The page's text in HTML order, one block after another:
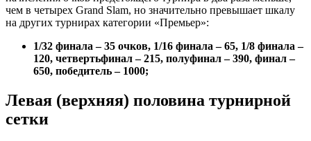
чем в четырех Grand Slam, но значительно превышает шкалу
на других турнирах категории «Премьер»:
1/32 финала – 35 очков, 1/16 финала – 65, 1/8 финала –
120, четвертьфинал – 215, полуфинал – 390, финал –
650, победитель – 1000;
Левая (верхняя) половина турнирной
сетки